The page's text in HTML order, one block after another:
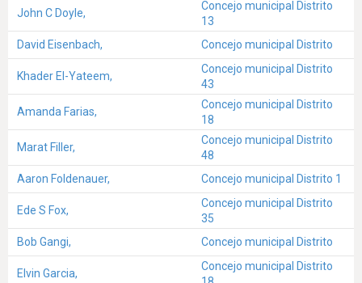
John C Doyle,
Concejo municipal Distrito
13
David Eisenbach,
Concejo municipal Distrito
Khader El-Yateem,
Concejo municipal Distrito
43
Amanda Farias,
Concejo municipal Distrito
18
Marat Filler,
Concejo municipal Distrito
48
Aaron Foldenauer,
Concejo municipal Distrito 1
Ede S Fox,
Concejo municipal Distrito
35
Bob Gangi,
Concejo municipal Distrito
Elvin Garcia,
Concejo municipal Distrito